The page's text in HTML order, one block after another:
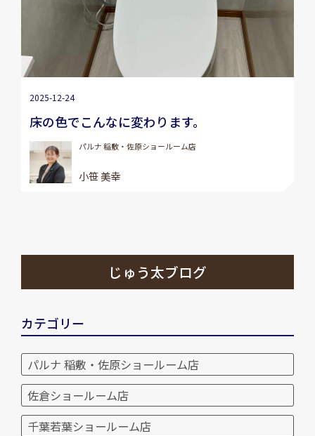
2025-12-24
床の色でこんなに変わります。
パルナ 稲敷・佐原ショールーム店
小笹 美幸
じゅう太ブログ
カテゴリー
パルナ 稲敷・佐原ショールーム店
佐倉ショールーム店
千葉若葉ショールーム店